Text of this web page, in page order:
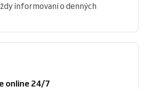
informovaní o denných
online 24/7